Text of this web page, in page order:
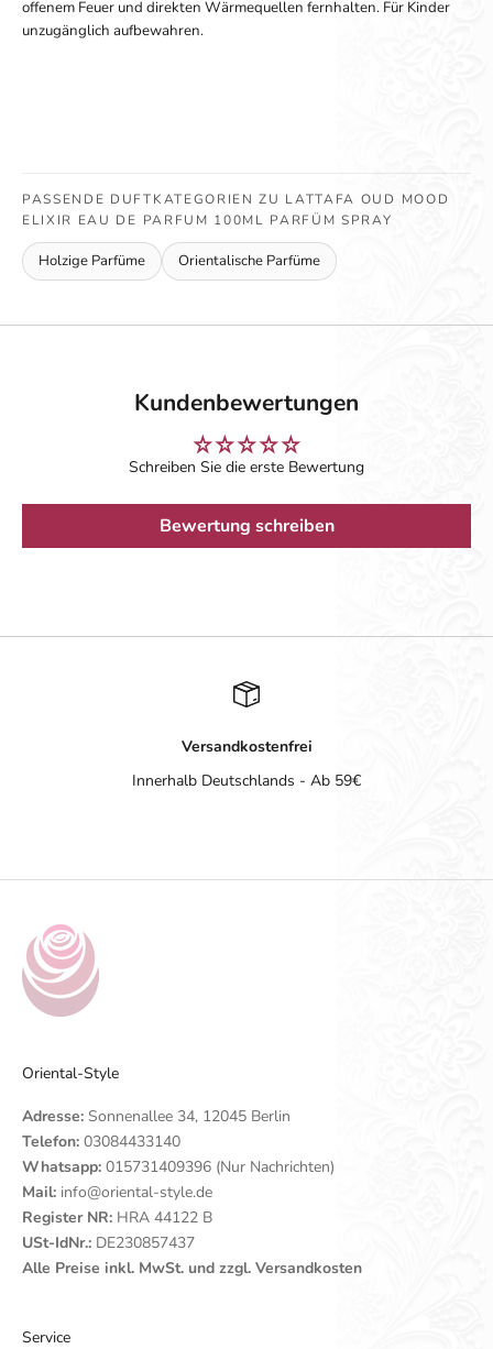
offenem Feuer und direkten Wärmequellen fernhalten. Für Kinder
unzugänglich aufbewahren.
PASSENDE DUFTKATEGORIEN ZU LATTAFA OUD MOOD
ELIXIR EAU DE PARFUM 100ML PARFÜM SPRAY
Holzige Parfüme Orientalische Parfüme
Kundenbewertungen
Schreiben Sie die erste Bewertung
Bewertung schreiben
Versandkostenfrei
Innerhalb Deutschlands - Ab 59€
Oriental-Style
Adresse: Sonnenallee 34, 12045 Berlin
Telefon: 03084433140
Whatsapp: 015731409396 (Nur Nachrichten)
Mail: info@oriental-style.de
Register NR: HRA 44122 B
USt-IdNr.: DE230857437
Alle Preise inkl. MwSt. und zzgl. Versandkosten
Service